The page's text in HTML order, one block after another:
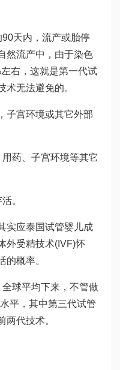
天内，流产或胎停
然流产中，由于染色
右，这就是第一代试
术无法避免的。
子宫环境或其它外部
药、子宫环境等其它
。
实应泰国试管婴儿成
外受精技术(IVF)怀
的概率。
球平均下来，不管做
平，其中第三代试管
两代技术。